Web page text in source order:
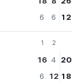
6
6
12
1
16
6
2
4
12
20
18